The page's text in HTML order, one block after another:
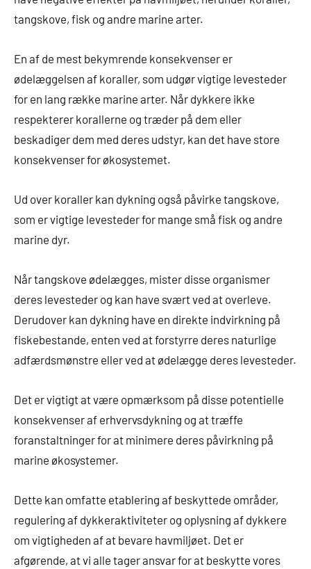
tangskove, fisk og andre marine arter.
En af de mest bekymrende konsekvenser er
ødelæggelsen af koraller, som udgør vigtige levesteder
for en lang række marine arter. Når dykkere ikke
respekterer korallerne og træder på dem eller
beskadiger dem med deres udstyr, kan det have store
konsekvenser for økosystemet.
Ud over koraller kan dykning også påvirke tangskove,
som er vigtige levesteder for mange små fisk og andre
marine dyr.
Når tangskove ødelægges, mister disse organismer
deres levesteder og kan have svært ved at overleve.
Derudover kan dykning have en direkte indvirkning på
fiskebestande, enten ved at forstyrre deres naturlige
adfærdsmønstre eller ved at ødelægge deres levesteder.
Det er vigtigt at være opmærksom på disse potentielle
konsekvenser af erhvervsdykning og at træffe
foranstaltninger for at minimere deres påvirkning på
marine økosystemer.
Dette kan omfatte etablering af beskyttede områder,
regulering af dykkeraktiviteter og oplysning af dykkere
om vigtigheden af at bevare havmiljøet. Det er
afgørende, at vi alle tager ansvar for at beskytte vores